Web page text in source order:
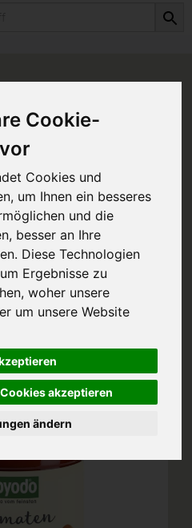
Cookie-
Cookies und
um Ihnen ein besseres
und die
besser an Ihre
Diese Technologien
Ergebnisse zu
woher unsere
um unsere Website
akzeptieren
ändern